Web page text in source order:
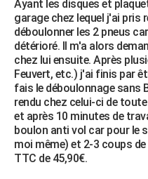
Forum
Aménagement intérieur
Extérieur
Cuisine
Salle de bains
Jardinage
Rangement
WEEK-END
Guides de France
Escapades
Patrimoine
Expositions
Musées
Week-end nature
LIFESTYLE
Art de vivre
Bien-être
Loisirs
Mode
Modes de vie
SANTE
Alimentation
Guide de la santé
Maladies
Médicaments
Sommeil
VOYAGE
Destinations
City break
Voyage nature
Voyage de noces
Forum
Climat
+PHOTO
Ayant les disques et
garage chez lequel j'ai pris
déboulonner les 2 pneus
détérioré. Il m'a alors
chez lui ensuite. Après
Feuvert, etc.) j'ai finis par
fais le déboulonnage sans
rendu chez celui-ci de
et après 10 minutes de
boulon anti vol car pour le
moi même) et 2-3 coups
TTC de 45,90€.